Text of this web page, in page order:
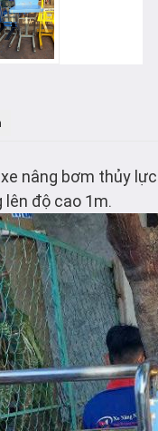
nâng bơm thủy
lên độ cao 1m.